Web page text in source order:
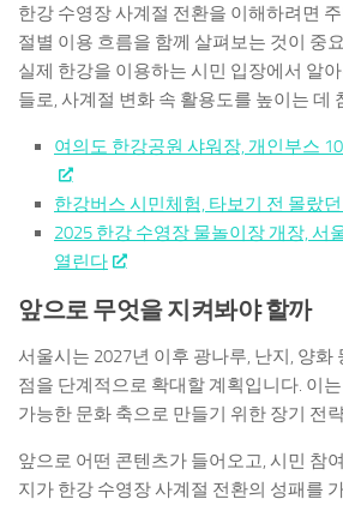
한강 수영장 사계절 전환을 이해하려면
절별 이용 흐름을 함께 살펴보는 것이 중
실제 한강을 이용하는 시민 입장에서 알
들로, 사계절 변화 속 활용도를 높이는 데
여의도 한강공원 샤워장, 개인부스
한강버스 시민체험, 타보기 전 몰랐
2025 한강 수영장 물놀이장 개장, 서
열린다
앞으로 무엇을 지켜봐야 할까
서울시는 2027년 이후 광나루, 난지, 양화
점을 단계적으로 확대할 계획입니다. 이
가능한 문화 축으로 만들기 위한 장기 전
앞으로 어떤 콘텐츠가 들어오고, 시민 참
지가 한강 수영장 사계절 전환의 성패를